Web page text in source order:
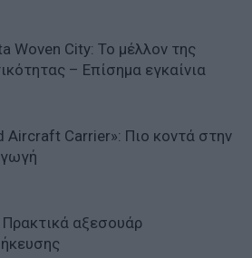
Woven City: Το μέλλον της
– Επίσημα εγκαίνια
Aircraft Carrier»: Πιο κοντά στην
Πρακτικά αξεσουάρ